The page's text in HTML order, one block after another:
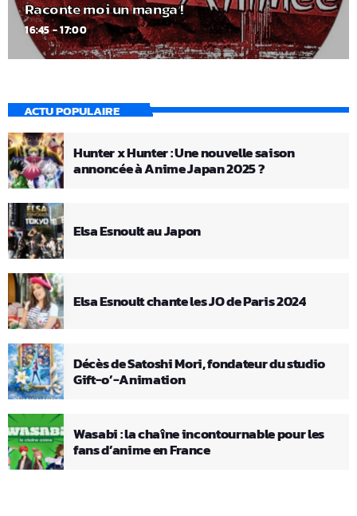
Raconte moi un manga !
16:45 - 17:00
ACTU POPULAIRE
Hunter x Hunter : Une nouvelle saison
annoncée à Anime Japan 2025 ?
Elsa Esnoult au Japon
Elsa Esnoult chante les JO de Paris 2024
Décès de Satoshi Mori, fondateur du studio
Gift-o’-Animation
Wasabi : la chaîne incontournable pour les
fans d’anime en France